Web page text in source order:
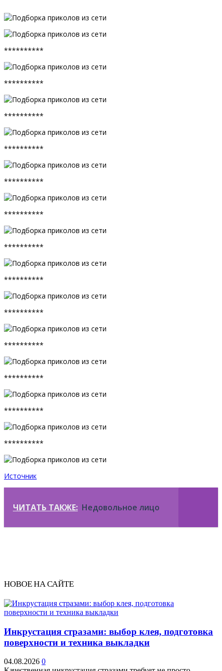
**********
**********
**********
**********
**********
**********
**********
**********
**********
**********
**********
**********
**********
Источник
ЧИТАТЬ ТАКЖЕ: Недовольное лицо
НОВОЕ НА САЙТЕ
Инкрустация стразами: выбор клея, подготовка
поверхности и техника выкладки
04.08.2026 0